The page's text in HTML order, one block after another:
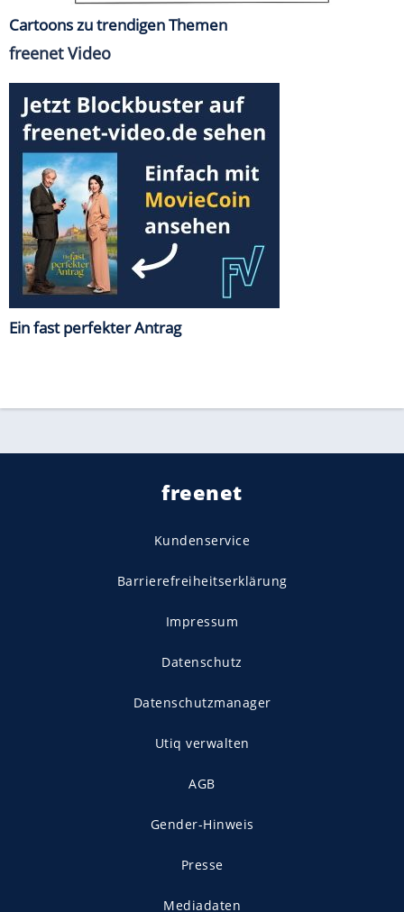
Cartoons zu trendigen Themen
freenet Video
Ein fast perfekter Antrag
freenet
Kundenservice
Barrierefreiheitserklärung
Impressum
Datenschutz
Datenschutzmanager
Utiq verwalten
AGB
Gender-Hinweis
Presse
Mediadaten